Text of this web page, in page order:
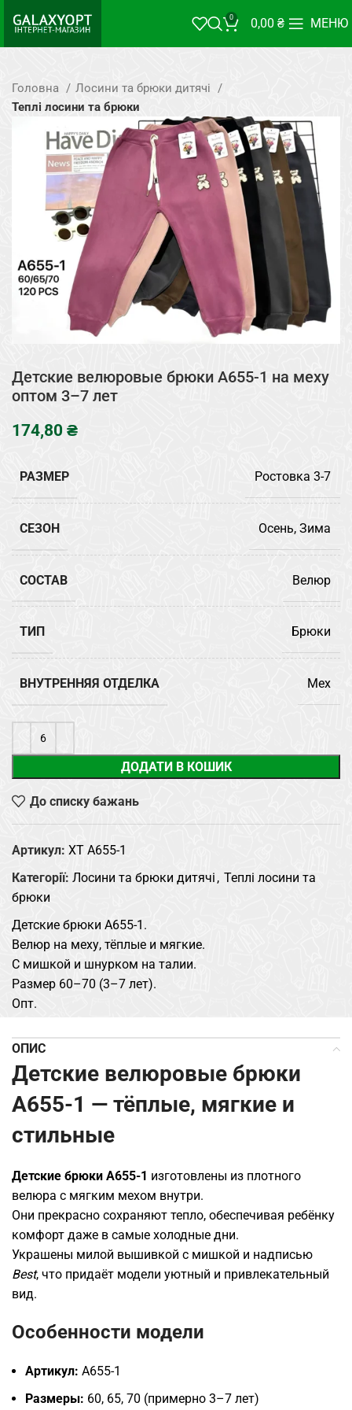
0 0,00 ₴ МЕНЮ
Головна
Лосини та брюки дитячі
Теплі лосини та брюки
Детские велюровые брюки A655-1 на меху
оптом 3–7 лет
₴
РАЗМЕР Ростовка 3-7
СЕЗОН Осень, Зима
СОСТАВ Велюр
ТИП Брюки
ВНУТРЕННЯЯ ОТДЕЛКА Мех
ДОДАТИ В КОШИК
До списку бажань
Артикул: XT A655-1
Категорії: Лосини та брюки дитячі , Теплі лосини та
брюки
Детские брюки A655-1.
Велюр на меху, тёплые и мягкие.
С мишкой и шнурком на талии.
Размер 60–70 (3–7 лет).
Опт.
ОПИС
Детские велюровые брюки
A655-1 — тёплые, мягкие и
стильные
Детские брюки A655-1 изготовлены из плотного
велюра с мягким мехом внутри.
Они прекрасно сохраняют тепло, обеспечивая ребёнку
комфорт даже в самые холодные дни.
Украшены милой вышивкой с мишкой и надписью
Best, что придаёт модели уютный и привлекательный
вид.
Особенности модели
Артикул: A655-1
Размеры: 60, 65, 70 (примерно 3–7 лет)